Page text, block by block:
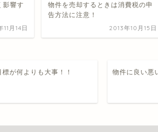
影響す
11月14日
物件を売却するときは消費税の申
告方法に注意！
2013年10月15日
標が何よりも大事！！ 物件に良い悪